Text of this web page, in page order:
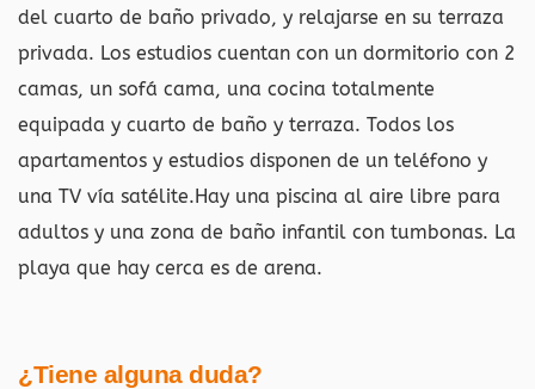
del cuarto de baño privado, y relajarse en su terraza
privada. Los estudios cuentan con un dormitorio con 2
camas, un sofá cama, una cocina totalmente
equipada y cuarto de baño y terraza. Todos los
apartamentos y estudios disponen de un teléfono y
una TV vía satélite.Hay una piscina al aire libre para
adultos y una zona de baño infantil con tumbonas. La
playa que hay cerca es de arena.
¿Tiene alguna duda?